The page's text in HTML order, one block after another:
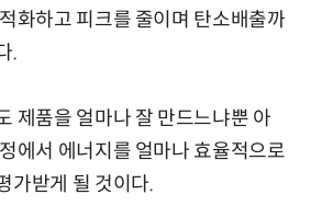
화하고 피크를 줄이며 탄소배출까
.
제품을 얼마나 잘 만드느냐뿐 아
에서 에너지를 얼마나 효율적으로
가받게 될 것이다.